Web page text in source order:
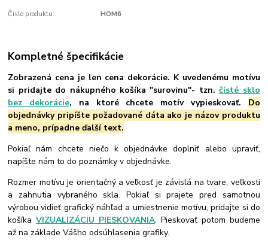
Číslo produktu: HOM6
Kompletné špecifikácie
Zobrazená cena je len cena dekorácie. K uvedenému motívu
si pridajte do nákupného košíka "surovinu"- tzn.čísté sklo
bez dekorácie, na ktoré chcete motív vypieskovať. Do
objednávky pripíšte požadované dáta ako je názov produktu
a meno, prípadne ďalší text.
Pokiaľ nám chcete niečo k objednávke doplniť alebo upraviť,
napíšte nám to do poznámky v objednávke.
Rozmer motívu je orientačný a veľkosť je závislá na tvare, veľkosti
a zahnutia vybraného skla. Pokiaľ si prajete pred samotnou
výrobou vidieť grafický náhľad a umiestnenie motívu, pridajte si do
košíkaVIZUALIZÁCIU PIESKOVANIA. Pieskovať potom budeme
až na základe Vášho odsúhlasenia grafiky.